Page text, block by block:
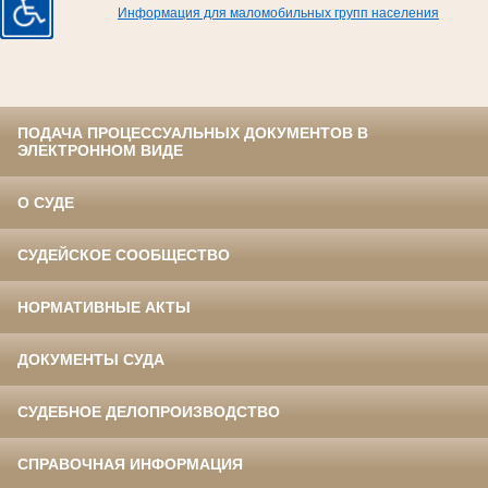
Информация для маломобильных групп населения
ПОДАЧА ПРОЦЕССУАЛЬНЫХ ДОКУМЕНТОВ В
ЭЛЕКТРОННОМ ВИДЕ
О СУДЕ
СУДЕЙСКОЕ СООБЩЕСТВО
НОРМАТИВНЫЕ АКТЫ
ДОКУМЕНТЫ СУДА
СУДЕБНОЕ ДЕЛОПРОИЗВОДСТВО
СПРАВОЧНАЯ ИНФОРМАЦИЯ